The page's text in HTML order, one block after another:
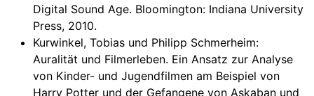
Digital Sound Age. Bloomington: Indiana University
Press, 2010.
Kurwinkel, Tobias und Philipp Schmerheim:
Auralität und Filmerleben. Ein Ansatz zur Analyse
von Kinder- und Jugendfilmen am Beispiel von
Harry Potter und der Gefangene von Askaban und